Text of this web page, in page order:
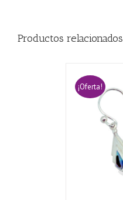
Productos relacionados
¡Oferta!